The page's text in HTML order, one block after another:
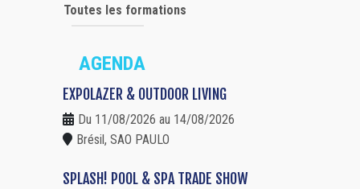
Toutes les formations
AGENDA
EXPOLAZER & OUTDOOR LIVING
Du 11/08/2026 au 14/08/2026
Brésil, SAO PAULO
SPLASH! POOL & SPA TRADE SHOW